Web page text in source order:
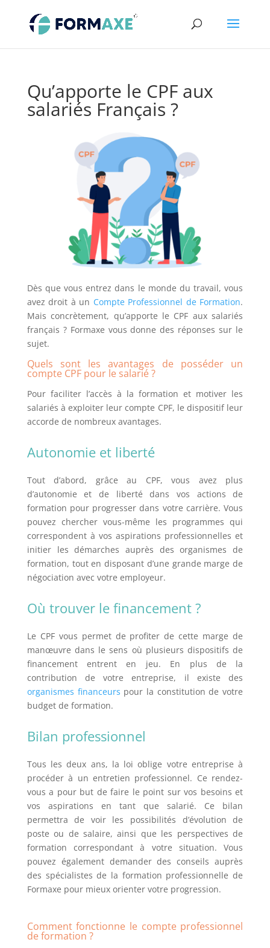
Qu’apporte le CPF aux
salariés Français ?
Dès que vous entrez dans le monde du travail, vous
avez droit à un Compte Professionnel de Formation.
Mais concrètement, qu’apporte le CPF aux salariés
français ? Formaxe vous donne des réponses sur le
sujet.
Quels sont les avantages de posséder un
compte CPF pour le salarié ?
Pour faciliter l’accès à la formation et motiver les
salariés à exploiter leur compte CPF, le dispositif leur
accorde de nombreux avantages.
Autonomie et liberté
Tout d’abord, grâce au CPF, vous avez plus
d’autonomie et de liberté dans vos actions de
formation pour progresser dans votre carrière. Vous
pouvez chercher vous-même les programmes qui
correspondent à vos aspirations professionnelles et
initier les démarches auprès des organismes de
formation, tout en disposant d’une grande marge de
négociation avec votre employeur.
Où trouver le financement ?
Le CPF vous permet de profiter de cette marge de
manœuvre dans le sens où plusieurs dispositifs de
financement entrent en jeu. En plus de la
contribution de votre entreprise, il existe des
organismes financeurs pour la constitution de votre
budget de formation.
Bilan professionnel
Tous les deux ans, la loi oblige votre entreprise à
procéder à un entretien professionnel. Ce rendez-
vous a pour but de faire le point sur vos besoins et
vos aspirations en tant que salarié. Ce bilan
permettra de voir les possibilités d’évolution de
poste ou de salaire, ainsi que les perspectives de
formation correspondant à votre situation. Vous
pouvez également demander des conseils auprès
des spécialistes de la formation professionnelle de
Formaxe pour mieux orienter votre progression.
Comment fonctionne le compte professionnel
de formation ?